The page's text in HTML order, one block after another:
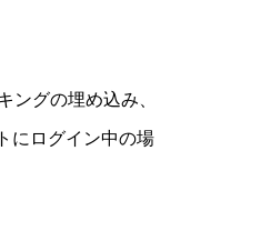
ングの埋め込み、
にログイン中の場